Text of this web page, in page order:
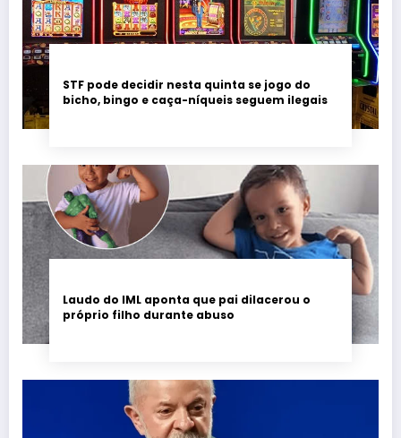
STF pode decidir nesta quinta se jogo do
bicho, bingo e caça-níqueis seguem ilegais
Laudo do IML aponta que pai dilacerou o
próprio filho durante abuso